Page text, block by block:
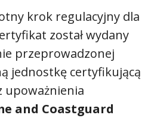
krok regulacyjny dla
został wydany
przeprowadzonej
jednostkę certyfikującą
upoważnienia
and Coastguard